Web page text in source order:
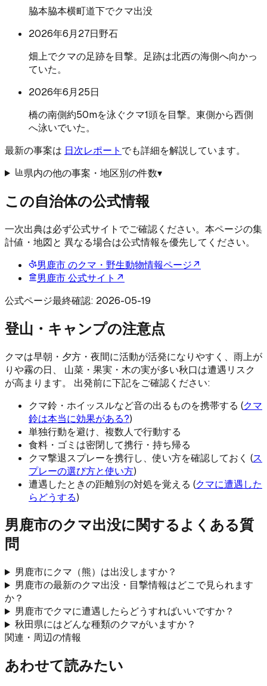
脇本脇本横町道下でクマ出没
2026年6月27日野石
畑上でクマの足跡を目撃。足跡は北西の海側へ向かっ
ていた。
2026年6月25日
橋の南側約50mを泳ぐクマ1頭を目撃。東側から西側
へ泳いでいた。
最新の事案は 日次レポート でも詳細を解説しています。
県内の他の事案・地区別の件数▾
この自治体の公式情報
一次出典は必ず公式サイトでご確認ください。本ページの集
計値・地図と 異なる場合は公式情報を優先してください。
男鹿市のクマ・野生動物情報ページ↗
男鹿市公式サイト ↗
公式ページ最終確認: 2026-05-19
登山・キャンプの注意点
クマは早朝・夕方・夜間に活動が活発になりやすく、雨上が
りや霧の日、 山菜・果実・木の実が多い秋口は遭遇リスク
が高まります。 出発前に下記をご確認ください:
クマ鈴・ホイッスルなど音の出るものを携帯する (クマ
鈴は本当に効果がある?)
単独行動を避け、複数人で行動する
食料・ゴミは密閉して携行・持ち帰る
クマ撃退スプレーを携行し、使い方を確認しておく (ス
プレーの選び方と使い方)
遭遇したときの距離別の対処を覚える (クマに遭遇した
らどうする)
男鹿市のクマ出没に関するよくある質
問
男鹿市にクマ（熊）は出没しますか？
男鹿市の最新のクマ出没・目撃情報はどこで見られます
か？
男鹿市でクマに遭遇したらどうすればいいですか？
秋田県にはどんな種類のクマがいますか？
関連・周辺の情報
あわせて読みたい